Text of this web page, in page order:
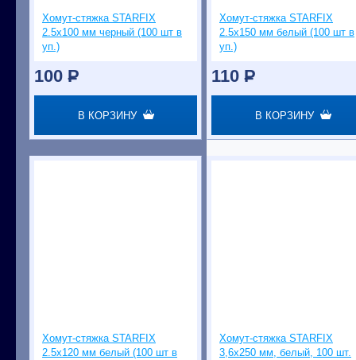
Хомут-стяжка STARFIX
2.5х100 мм черный (100 шт в
уп.)
100 P
В КОРЗИНУ
Хомут-стяжка STARFIX
2.5х150 мм белый (100 шт в
уп.)
110 P
В КОРЗИНУ
Хомут-стяжка STARFIX
2.5х120 мм белый (100 шт в
Хомут-стяжка STARFIX
3,6х250 мм, белый, 100 шт.